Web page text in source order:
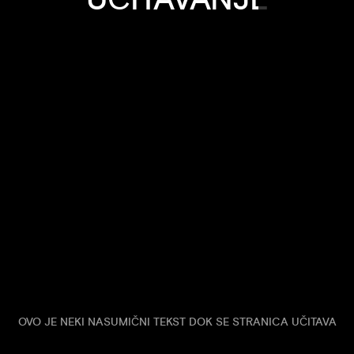
OVO JE NEKI NASUMIČNI TEKST DOK SE STRANICA UČITAVA